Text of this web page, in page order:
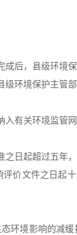
成后，县级环境
级环境保护主管
有关环境监管网
之日起超过五年
价文件之日起
环境影响的减缓